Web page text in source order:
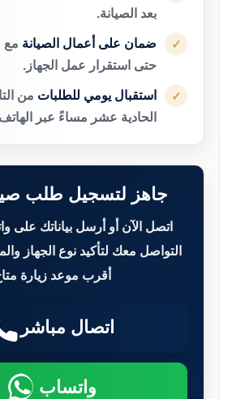
بعد الصيانة.
✓ ضمان على أعمال الصيانة مع
حتى استقرار عمل الجهاز.
✓ استقبال يومي للطلبات من
الحادية عشر مساءً عبر
جاهز لتسجيل طلب
اتصل الآن أو أرسل بياناتك على
التواصل معك لتأكيد نوع الجهاز
أقرب موعد زيارة
اتصال مباشر
واتساب